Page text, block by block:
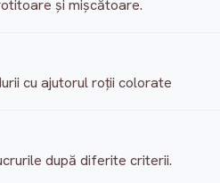
şi mişcătoare.
cu ajutorul roţii colorate
după diferite criterii.